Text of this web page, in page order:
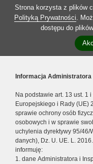
Strona korzysta z plików
Polityką Prywatności.
dostępu do
Informacja Administratora
Na podstawie art. 13 ust. 1
Europejskiego i Rady (UE)
sprawie ochrony osób
osobowych i w sprawie
uchylenia dyrektywy 95/46/
danych), Dz. U. UE. L.
informuję:
1. dane Administratora i